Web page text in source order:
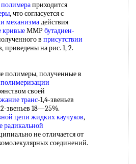
приходится
, что согласуется с
механизмадействия
ММРбутадиен-
в присутствии
приведены на рис. 1, 2.
полученные в
своей
транс-1,4-звеньев
звеньев 18—25%.
цепи жидких каучуков,
радикальной
не отличается от
соединений.